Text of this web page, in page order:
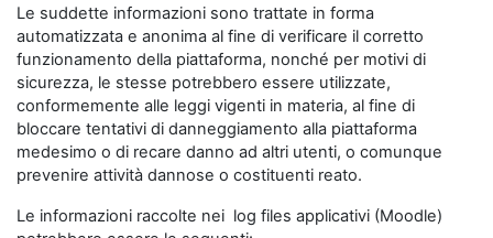
Le suddette informazioni sono trattate in forma
automatizzata e anonima al fine di verificare il corretto
funzionamento della piattaforma, nonché per motivi di
sicurezza, le stesse potrebbero essere utilizzate,
conformemente alle leggi vigenti in materia, al fine di
bloccare tentativi di danneggiamento alla piattaforma
medesimo o di recare danno ad altri utenti, o comunque
prevenire attività dannose o costituenti reato.
Le informazioni raccolte nei log files applicativi (Moodle)